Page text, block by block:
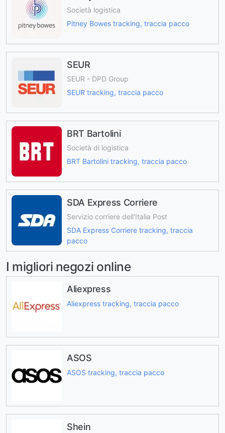
Società logistica
Pitney Bowes tracking, traccia pacco
SEUR
SEUR - DPD Group
SEUR tracking, traccia pacco
BRT Bartolini
Società di logistica
BRT Bartolini tracking, traccia pacco
SDA Express Corriere
Servizio corriere dell'Italia Post
SDA Express Corriere tracking, traccia
pacco
I migliori negozi online
Aliexpress
Aliexpress tracking, traccia pacco
ASOS
ASOS tracking, traccia pacco
Shein